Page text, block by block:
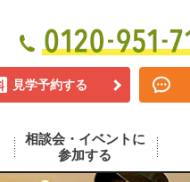
見学予約する
相談会・イベントに
参加する